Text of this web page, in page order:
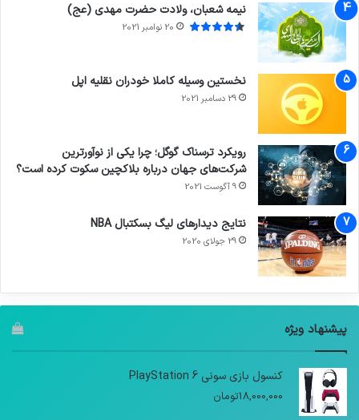
نیمه شعبان، ولادت حضرت مهدی (عج)
20 نوامبر 2021
نخستین وسیله کاملا خودران نقلیه اپل
29 دسامبر 2021
رویکرد ترسناک گوگل؛ چرا یکی از نوآورترین
شرکت‌های جهان درباره بلاکچین سکوت کرده است؟
9 آگوست 2021
نتایج دیدار‌های لیگ بسکتبال NBA
29 جولای 2020
پیشنهاد ویژه
کنسول بازی سونی PlayStation 6
18,000,000تومان